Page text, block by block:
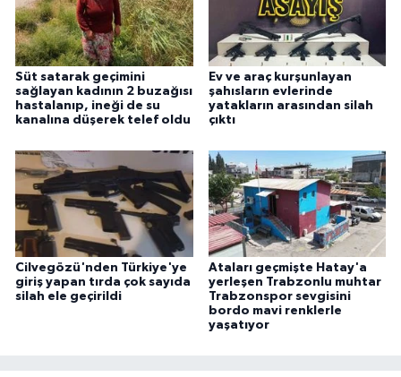
Süt satarak geçimini
sağlayan kadının 2 buzağısı
hastalanıp, ineği de su
kanalına düşerek telef oldu
Ev ve araç kurşunlayan
şahısların evlerinde
yatakların arasından silah
çıktı
Cilvegözü'nden Türkiye'ye
giriş yapan tırda çok sayıda
silah ele geçirildi
Ataları geçmişte Hatay'a
yerleşen Trabzonlu muhtar
Trabzonspor sevgisini
bordo mavi renklerle
yaşatıyor
YAŞAM
YEREL